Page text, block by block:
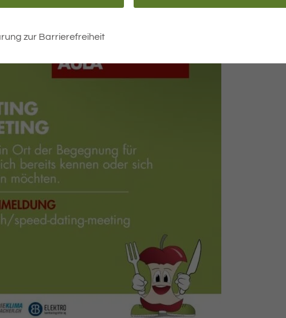
zur Barrierefreiheit